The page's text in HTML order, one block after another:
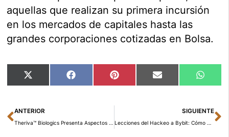
aquellas que realizan su primera incursión
en los mercados de capitales hasta las
grandes corporaciones cotizadas en Bolsa.
Compartir
en
X
(Twitter)
Compartir
en
Facebook Compartir
en
Pinterest Compartir
en
Email
en
Ant
ANTERIOR
Theriva™ Biologics Presenta Aspectos Clave de Operaciones y Resultados Financieros de 2024
SIGUIENTE
Lecciones del Hackeo a Bybit: Cómo Proteger las Criptomonedas y Evitar Pérdidas Millonarias